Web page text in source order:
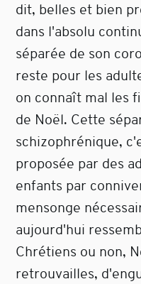
dit, belles et bien
dans l'absolu
séparée de son
reste pour les
on connaît mal les
de Noël. Cette
schizophrénique,
proposée par des
enfants par
mensonge
aujourd'hui
Chrétiens ou non,
retrouvailles,